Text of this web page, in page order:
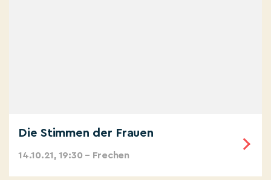
Die Stimmen der Frauen
14.10.21, 19:30 – Frechen